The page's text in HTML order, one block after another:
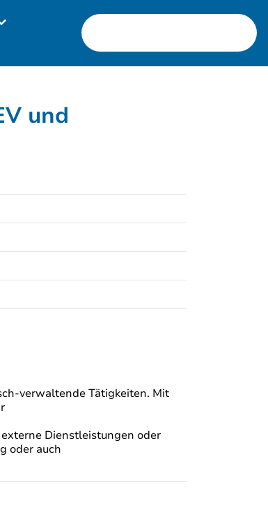
und
verwaltende Tätigkeiten. Mit
Dienstleistungen oder
oder auch